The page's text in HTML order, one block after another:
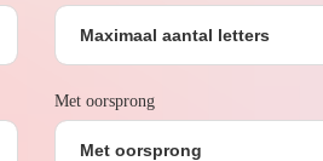
Maximaal aantal letters
Met oorsprong
Met oorsprong